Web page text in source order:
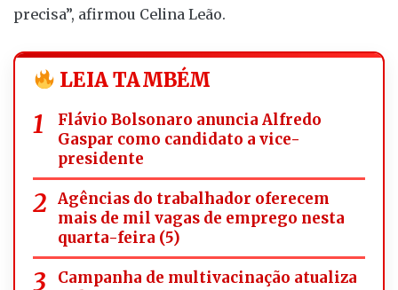
precisa”, afirmou Celina Leão.
LEIA TAMBÉM
Flávio Bolsonaro anuncia Alfredo
Gaspar como candidato a vice-
presidente
Agências do trabalhador oferecem
mais de mil vagas de emprego nesta
quarta-feira (5)
Campanha de multivacinação atualiza